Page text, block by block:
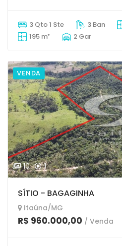
3 Qto 1 Ste 3 Ban
195 m²
2 Gar
VENDA
10 1
SÍTIO - BAGAGINHA
Itaúna/MG
R$ 960.000,00 / Venda